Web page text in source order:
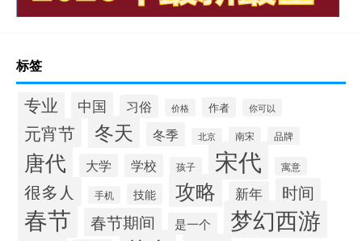
标签
专业 中国 习俗 价格 作者 你可以
元宵节 冬天 冬季 北京 南宋 品牌
唐代 大学 学校 孩子 宋代 寓意
很多人 手机 技能 攻略 新年 时间
春节 春节期间 是一个 梦幻西游